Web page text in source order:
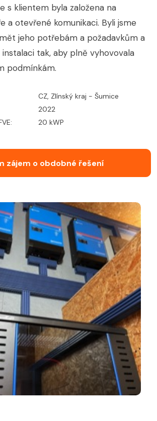
s klientem byla založena na
a otevřené komunikaci. Byli jsme
jeho potřebám a požadavkům a
tak, aby plně vyhovovala
podmínkám.
CZ, Zlínský kraj - Šumice
2022
20 kWP
zájem o obdobné řešení